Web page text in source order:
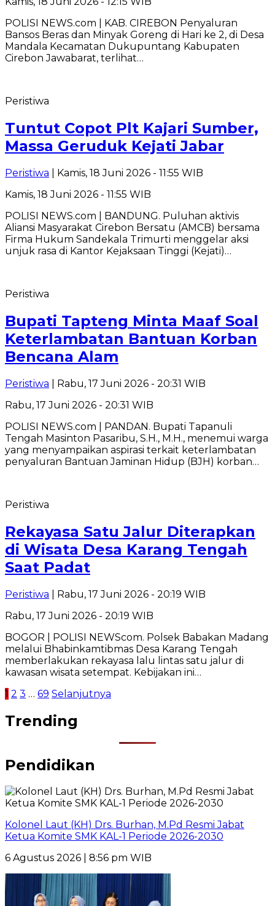
POLISI NEWS.com | KAB. CIREBON Penyaluran
Bansos Beras dan Minyak Goreng di Hari ke 2, di Desa
Mandala Kecamatan Dukupuntang Kabupaten
Cirebon Jawabarat, terlihat…
Peristiwa
Tuntut Copot Plt Kajari Sumber,
Massa Geruduk Kejati Jabar
Peristiwa | Kamis, 18 Juni 2026 - 11:55 WIB
Kamis, 18 Juni 2026 - 11:55 WIB
POLISI NEWS.com | BANDUNG. Puluhan aktivis
Aliansi Masyarakat Cirebon Bersatu (AMCB) bersama
Firma Hukum Sandekala Trimurti menggelar aksi
unjuk rasa di Kantor Kejaksaan Tinggi (Kejati)…
Peristiwa
Bupati Tapteng Minta Maaf Soal
Keterlambatan Bantuan Korban
Bencana Alam
Peristiwa | Rabu, 17 Juni 2026 - 20:31 WIB
Rabu, 17 Juni 2026 - 20:31 WIB
POLISI NEWS.com | PANDAN. Bupati Tapanuli
Tengah Masinton Pasaribu, S.H., M.H., menemui warga
yang menyampaikan aspirasi terkait keterlambatan
penyaluran Bantuan Jaminan Hidup (BJH) korban…
Peristiwa
Rekayasa Satu Jalur Diterapkan
di Wisata Desa Karang Tengah
Saat Padat
Peristiwa | Rabu, 17 Juni 2026 - 20:19 WIB
Rabu, 17 Juni 2026 - 20:19 WIB
BOGOR | POLISI NEWScom. Polsek Babakan Madang
melalui Bhabinkamtibmas Desa Karang Tengah
memberlakukan rekayasa lalu lintas satu jalur di
kawasan wisata setempat. Kebijakan ini…
Paginasi
pos
1 2 3 … 69 Selanjutnya
Trending
Pendidikan
Kolonel Laut (KH) Drs. Burhan, M.Pd Resmi Jabat
Ketua Komite SMK KAL-1 Periode 2026-2030
6 Agustus 2026 | 8:56 pm WIB